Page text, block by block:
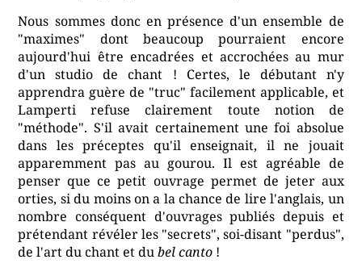
Nous sommes donc en présence d'un ensemble de
"maximes" dont beaucoup pourraient encore
aujourd'hui être encadrées et accrochées au mur
d'un studio de chant ! Certes, le débutant n'y
apprendra guère de "truc" facilement applicable, et
Lamperti refuse clairement toute notion de
"méthode". S'il avait certainement une foi absolue
dans les préceptes qu'il enseignait, il ne jouait
apparemment pas au gourou. Il est agréable de
penser que ce petit ouvrage permet de jeter aux
orties, si du moins on a la chance de lire l'anglais, un
nombre conséquent d'ouvrages publiés depuis et
prétendant révéler les "secrets", soi-disant "perdus",
de l'art du chant et dubel canto !